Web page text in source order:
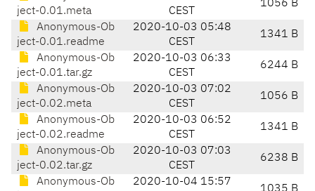
ject-0.01.meta
CEST
1056 B
Anonymous-Ob
ject-0.01.readme
2020-10-03 05:48
CEST
1341 B
Anonymous-Ob
ject-0.01.tar.gz
2020-10-03 06:33
CEST
6244 B
Anonymous-Ob
ject-0.02.meta
2020-10-03 07:02
CEST
1056 B
Anonymous-Ob
ject-0.02.readme
2020-10-03 06:52
CEST
1341 B
Anonymous-Ob
ject-0.02.tar.gz
2020-10-03 07:03
CEST
6238 B
Anonymous-Ob
2020-10-04 15:57